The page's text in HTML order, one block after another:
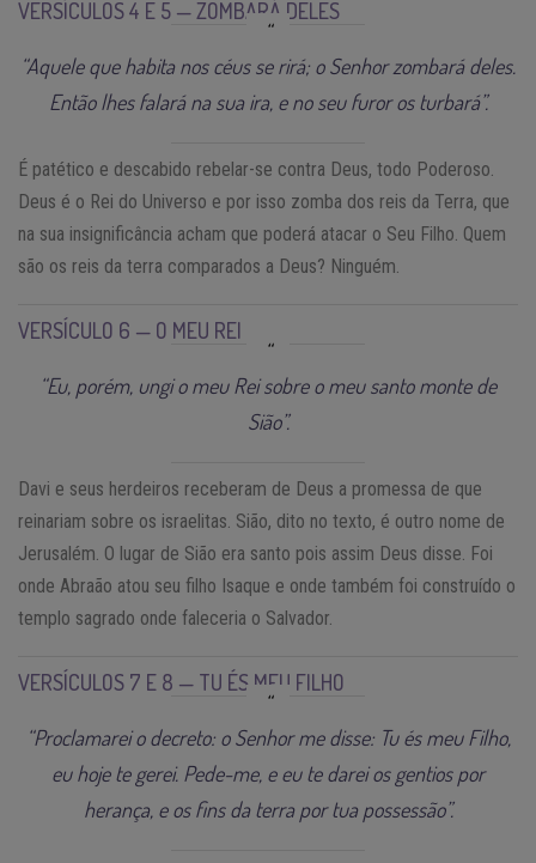
VERSÍCULOS 4 E 5 — ZOMBARÁ DELES
“Aquele que habita nos céus se rirá; o Senhor zombará deles.
Então lhes falará na sua ira, e no seu furor os turbará”.
É patético e descabido rebelar-se contra Deus, todo Poderoso.
Deus é o Rei do Universo e por isso zomba dos reis da Terra, que
na sua insignificância acham que poderá atacar o Seu Filho. Quem
são os reis da terra comparados a Deus? Ninguém.
VERSÍCULO 6 — O MEU REI
“Eu, porém, ungi o meu Rei sobre o meu santo monte de
Sião”.
Davi e seus herdeiros receberam de Deus a promessa de que
reinariam sobre os israelitas. Sião, dito no texto, é outro nome de
Jerusalém. O lugar de Sião era santo pois assim Deus disse. Foi
onde Abraão atou seu filho Isaque e onde também foi construído o
templo sagrado onde faleceria o Salvador.
VERSÍCULOS 7 E 8 — TU ÉS MEU FILHO
“Proclamarei o decreto: o Senhor me disse: Tu és meu Filho,
eu hoje te gerei. Pede-me, e eu te darei os gentios por
herança, e os fins da terra por tua possessão”.